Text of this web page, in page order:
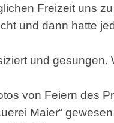
Freizeit uns
und dann hatte
und
von Feiern des
Maier“